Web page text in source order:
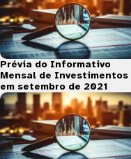
Prévia do Informativo
Mensal de Investimentos
em setembro de 2021